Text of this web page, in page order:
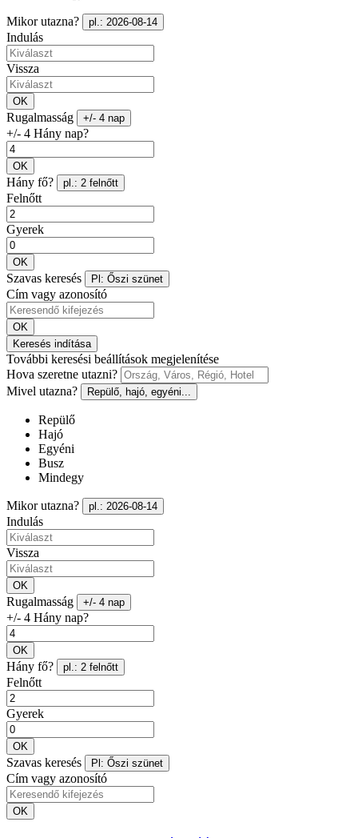
Mikor utazna? pl.: 2026-08-14
Indulás
Vissza
OK
Rugalmasság +/- 4 nap
+/- 4 Hány nap?
OK
Hány fő? pl.: 2 felnőtt
Felnőtt
Gyerek
OK
Szavas keresés Pl: Őszi szünet
Cím vagy azonosító
OK
Keresés indítása
További keresési beállítások megjelenítése
Hova szeretne utazni?
Mivel utazna?
Repülő, hajó, egyéni...
Repülő
Hajó
Egyéni
Busz
Mindegy
Mikor utazna? pl.: 2026-08-14
Indulás
Vissza
OK
Rugalmasság +/- 4 nap
+/- 4 Hány nap?
OK
Hány fő? pl.: 2 felnőtt
Felnőtt
Gyerek
OK
Szavas keresés Pl: Őszi szünet
Cím vagy azonosító
OK